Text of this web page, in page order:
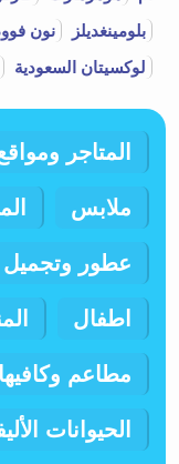
بلومينغديلز
نون
لوكسيتان السعودية
المتاجر
ملابس
عطور وتجميل
اطفال
مطاعم
الحيوانات